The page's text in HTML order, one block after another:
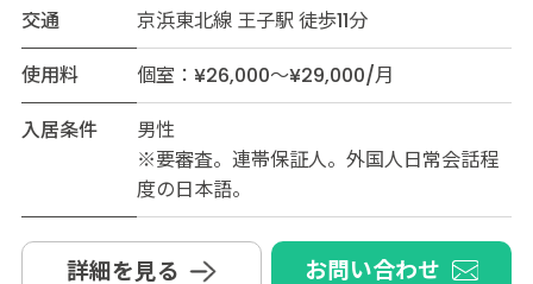
交通
京浜東北線 王子駅 徒歩11分
使用料
個室：¥26,000～¥29,000/月
入居条件
男性
※要審査。連帯保証人。外国人日常会話程
度の日本語。
詳細を見る お問い合わせ